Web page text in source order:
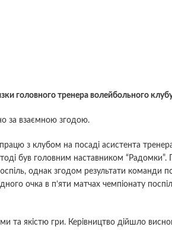
головного тренера волейбольного
за взаємною згодою.
з клубом на посаді асистента
був головним наставником “Радомки”.
однак згодом результати команди
очка в п’яти матчах чемпіонату
та якістю гри. Керівництво дійшло